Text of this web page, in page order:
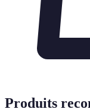
Produits